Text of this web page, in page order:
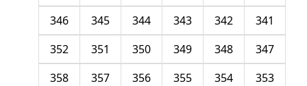
341
342
343
344
345
346
347
348
349
350
351
352
353
354
355
356
357
358